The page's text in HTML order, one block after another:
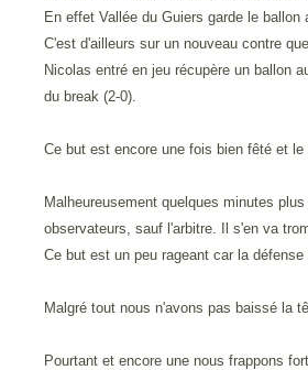
En effet Vallée du Guiers garde le
C'est d'ailleurs sur un nouveau contre
Nicolas entré en jeu récupère un ballon
du break (2-0).
Ce but est encore une fois bien fêté et
Malheureusement quelques minutes
observateurs, sauf l'arbitre. Il s'en va
Ce but est un peu rageant car la
Malgré tout nous n'avons pas baissé la
Pourtant et encore une nous frappons